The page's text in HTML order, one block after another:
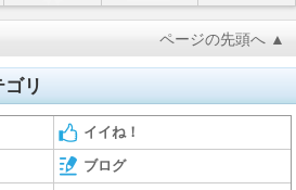
ページの先頭へ ▲
リ
イイね！
ブログ